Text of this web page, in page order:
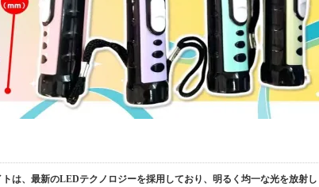
は、最新のLEDテクノロジーを採用しており、明るく均一な光を放射